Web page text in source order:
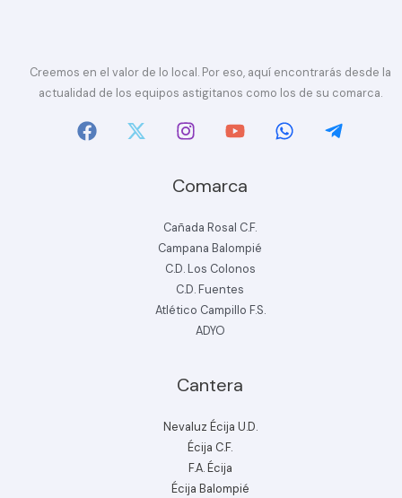
Creemos en el valor de lo local. Por eso, aquí encontrarás desde la
actualidad de los equipos astigitanos como los de su comarca.
Comarca
Cañada Rosal C.F.
Campana Balompié
C.D. Los Colonos
C.D. Fuentes
Atlético Campillo F.S.
ADYO
Cantera
Nevaluz Écija U.D.
Écija C.F.
F.A. Écija
Écija Balompié